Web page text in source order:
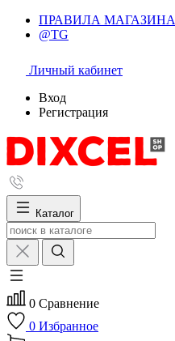
ПРАВИЛА МАГАЗИНА
@TG
Личный кабинет
Вход
Регистрация
Каталог
0 Сравнение
0 Избранное